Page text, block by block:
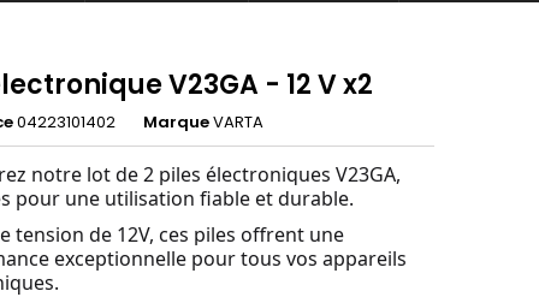
V23GA - 12 V x2
04223101402 MarqueVARTA
notre lot de 2 piles électroniques V23GA,
pour une utilisation fiable et durable.
tension de 12V, ces piles offrent une
exceptionnelle pour tous vos appareils